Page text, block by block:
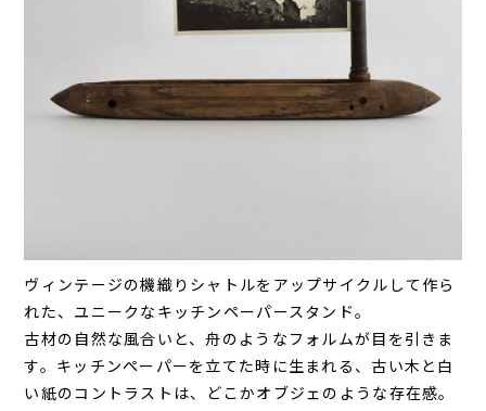
ヴィンテージの機織りシャトルをアップサイクルして作ら
れた、ユニークなキッチンペーパースタンド。
古材の自然な風合いと、舟のようなフォルムが目を引きま
す。キッチンペーパーを立てた時に生まれる、古い木と白
い紙のコントラストは、どこかオブジェのような存在感。